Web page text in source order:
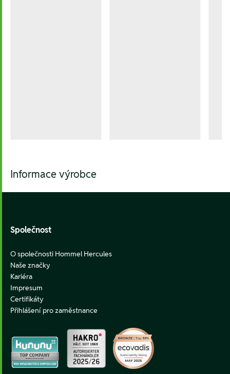
Informace výrobce
Footer
Společnost
O společnosti Hommel Hercules
Naše značky
Kariéra
Impresum
Certifikáty
Přihlášení pro zaměstnance